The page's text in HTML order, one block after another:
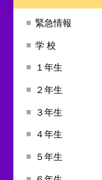
緊急情報
学 校
１年生
２年生
３年生
４年生
５年生